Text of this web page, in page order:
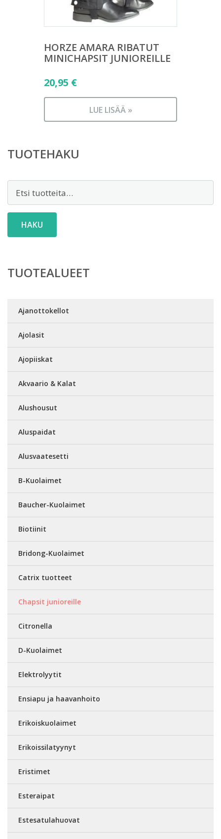
HORZE AMARA RIBATUT
MINICHAPSIT JUNIOREILLE
20,95 €
LUE LISÄÄ »
TUOTEHAKU
HAKU
TUOTEALUEET
Ajanottokellot
Ajolasit
Ajopiiskat
Akvaario & Kalat
Alushousut
Aluspaidat
Alusvaatesetti
B-Kuolaimet
Baucher-Kuolaimet
Biotiinit
Bridong-Kuolaimet
Catrix tuotteet
Chapsit junioreille
Citronella
D-Kuolaimet
Elektrolyytit
Ensiapu ja haavanhoito
Erikoiskuolaimet
Erikoissilatyynyt
Eristimet
Esteraipat
Estesatulahuovat